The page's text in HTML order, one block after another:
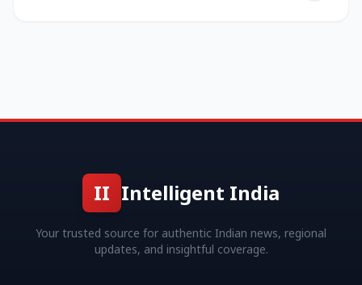
II Intelligent India
Your trusted source for authentic Indian news, regional
updates, and insightful coverage.